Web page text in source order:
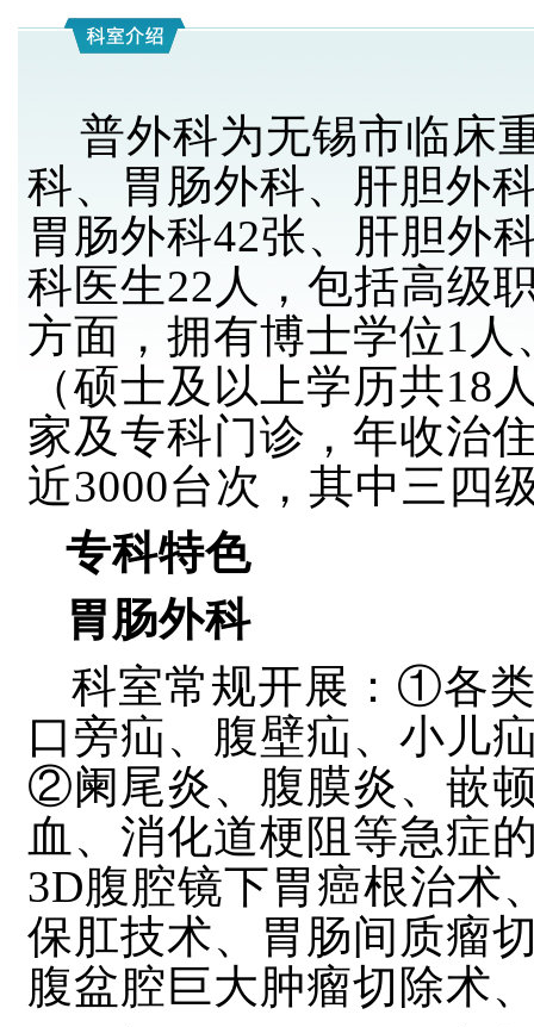
普外科为无锡市临床
科、胃肠外科、肝胆外
胃肠外科42张、肝胆外
科医生22人，包括高级
方面，拥有博士学位1
（硕士及以上学历共18
家及专科门诊，年收治
近3000台次，其中三四
专科特色
胃肠外科
科室常规开展： ①各类
口旁疝、腹壁疝、小儿
②阑尾炎、腹膜炎、嵌
血、消化道梗阻等急症
3D腹腔镜下胃癌根治术
保肛技术、胃肠间质瘤
腹盆腔巨大肿瘤切除术